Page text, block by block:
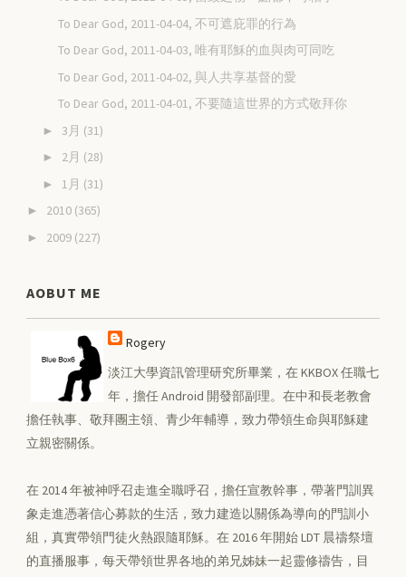
To Dear God, 2011-04-04, 不可遮庇罪的行為
To Dear God, 2011-04-03, 唯有耶穌的血與肉可同吃
To Dear God, 2011-04-02, 與人共享基督的愛
To Dear God, 2011-04-01, 不要隨這世界的方式敬拜你
► 3月 (31)
► 2月 (28)
► 1月 (31)
► 2010 (365)
► 2009 (227)
AOBUT ME
Rogery
淡江大學資訊管理研究所畢業，在 KKBOX 任職七
年，擔任 Android 開發部副理。在中和長老教會
擔任執事、敬拜團主領、青少年輔導，致力帶領生命與耶穌建
立親密關係。
在 2014 年被神呼召走進全職呼召，擔任宣教幹事，帶著門訓異
象走進憑著信心募款的生活，致力建造以關係為導向的門訓小
組，真實帶領門徒火熱跟隨耶穌。在 2016 年開始 LDT 晨禱祭壇
的直播服事，每天帶領世界各地的弟兄姊妹一起靈修禱告，目